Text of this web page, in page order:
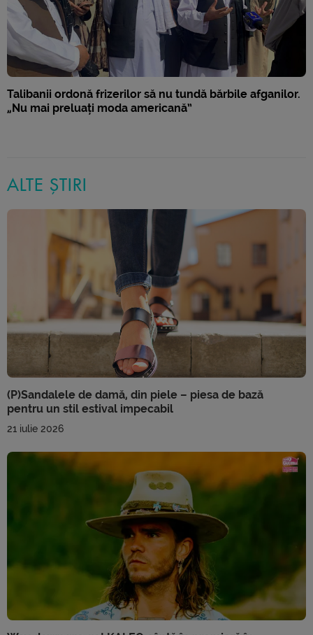
Talibanii ordonă frizerilor să nu tundă bărbile afganilor.
„Nu mai preluați moda americană”
ALTE ȘTIRI
(P)Sandalele de damă, din piele – piesa de bază
pentru un stil estival impecabil
21 iulie 2026